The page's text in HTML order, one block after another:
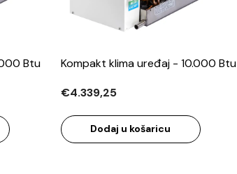
Btu
Kompakt klima uređaj - 10.000 Btu
€4.339,25
Dodaj u košaricu